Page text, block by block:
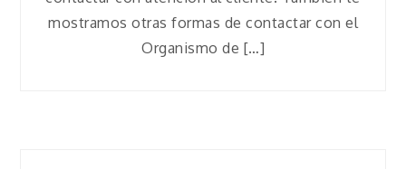
mostramos otras formas de contactar con el
Organismo de […]